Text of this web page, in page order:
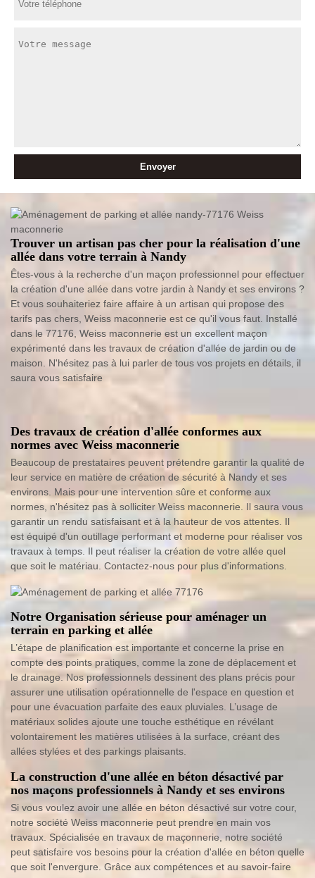
Trouver un artisan pas cher pour la réalisation d'une
allée dans votre terrain à Nandy
Êtes-vous à la recherche d'un maçon professionnel pour effectuer
la création d'une allée dans votre jardin à Nandy et ses environs ?
Et vous souhaiteriez faire affaire à un artisan qui propose des
tarifs pas chers, Weiss maconnerie est ce qu'il vous faut. Installé
dans le 77176, Weiss maconnerie est un excellent maçon
expérimenté dans les travaux de création d'allée de jardin ou de
maison. N'hésitez pas à lui parler de tous vos projets en détails, il
saura vous satisfaire
Des travaux de création d'allée conformes aux
normes avec Weiss maconnerie
Beaucoup de prestataires peuvent prétendre garantir la qualité de
leur service en matière de création de sécurité à Nandy et ses
environs. Mais pour une intervention sûre et conforme aux
normes, n'hésitez pas à solliciter Weiss maconnerie. Il saura vous
garantir un rendu satisfaisant et à la hauteur de vos attentes. Il
est équipé d'un outillage performant et moderne pour réaliser vos
travaux à temps. Il peut réaliser la création de votre allée quel
que soit le matériau. Contactez-nous pour plus d'informations.
Notre Organisation sérieuse pour aménager un
terrain en parking et allée
L’étape de planification est importante et concerne la prise en
compte des points pratiques, comme la zone de déplacement et
le drainage. Nos professionnels dessinent des plans précis pour
assurer une utilisation opérationnelle de l'espace en question et
pour une évacuation parfaite des eaux pluviales. L’usage de
matériaux solides ajoute une touche esthétique en révélant
volontairement les matières utilisées à la surface, créant des
allées stylées et des parkings plaisants.
La construction d'une allée en béton désactivé par
nos maçons professionnels à Nandy et ses environs
Si vous voulez avoir une allée en béton désactivé sur votre cour,
notre société Weiss maconnerie peut prendre en main vos
travaux. Spécialisée en travaux de maçonnerie, notre société
peut satisfaire vos besoins pour la création d'allée en béton quelle
que soit l'envergure. Grâce aux compétences et au savoir-faire